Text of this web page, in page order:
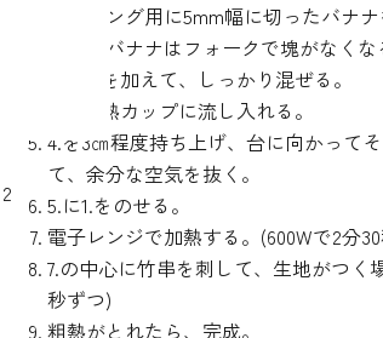
トッピング用に5mm幅に切ったバナナ
残りのバナナはフォークで塊がなくな
2.に★を加えて、しっかり混ぜる。
3.を耐熱カップに流し入れる。
4.を3㎝程度持ち上げ、台に向かって
て、余分な空気を抜く。
5.に1.をのせる。
電子レンジで加熱する。(600Wで2分
7.の中心に竹串を刺して、生地がつく
秒ずつ)
粗熱がとれたら、完成。